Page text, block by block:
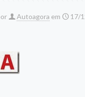
Autoagora em 17/